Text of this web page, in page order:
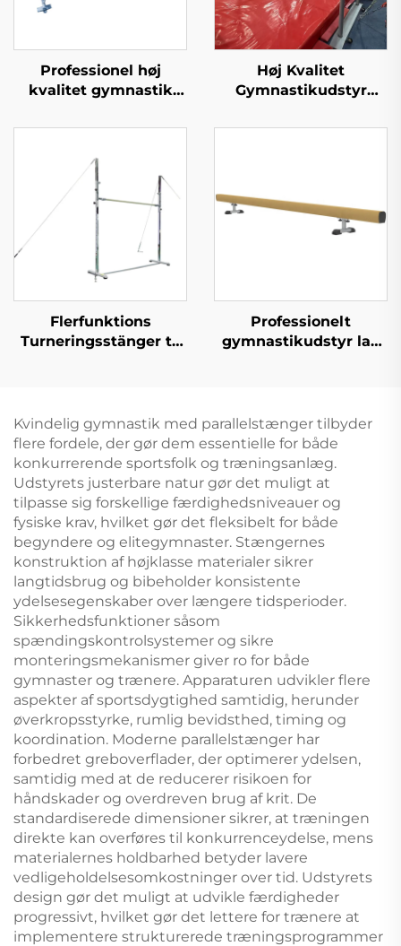
Professionel høj
kvalitet gymnastik
trampoline til sport og
Høj Kvalitet
Gymnastikudstyr
træning og
Flerfunktions
Turneringsstänger til
Professionelt
gymnastikudstyr lav
Kvindelig gymnastik med parallelstænger tilbyder
flere fordele, der gør dem essentielle for både
konkurrerende sportsfolk og træningsanlæg.
Udstyrets justerbare natur gør det muligt at
tilpasse sig forskellige færdighedsniveauer og
fysiske krav, hvilket gør det fleksibelt for både
begyndere og elitegymnaster. Stængernes
konstruktion af højklasse materialer sikrer
langtidsbrug og bibeholder konsistente
ydelsesegenskaber over længere tidsperioder.
Sikkerhedsfunktioner såsom
spændingskontrolsystemer og sikre
monteringsmekanismer giver ro for både
gymnaster og trænere. Apparaturen udvikler flere
aspekter af sportsdygtighed samtidig, herunder
øverkropsstyrke, rumlig bevidsthed, timing og
koordination. Moderne parallelstænger har
forbedret greboverflader, der optimerer ydelsen,
samtidig med at de reducerer risikoen for
håndskader og overdreven brug af krit. De
standardiserede dimensioner sikrer, at træningen
direkte kan overføres til konkurrenceydelse, mens
materialernes holdbarhed betyder lavere
vedligeholdelsesomkostninger over tid. Udstyrets
design gør det muligt at udvikle færdigheder
progressivt, hvilket gør det lettere for trænere at
implementere strukturerede træningsprogrammer